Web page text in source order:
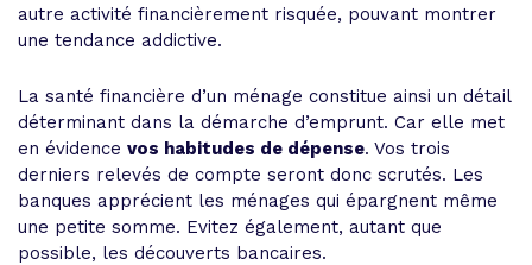
autre activité financièrement risquée, pouvant montrer
une tendance addictive.
La santé financière d’un ménage constitue ainsi un détail
déterminant dans la démarche d’emprunt. Car elle met
en évidence vos habitudes de dépense. Vos trois
derniers relevés de compte seront donc scrutés. Les
banques apprécient les ménages qui épargnent même
une petite somme. Evitez également, autant que
possible, les découverts bancaires.